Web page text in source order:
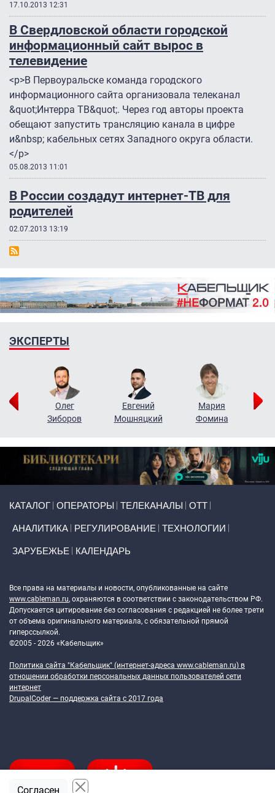
17.10.2013 12:31
В Свердловской области городской
информационный сайт вырос в
телевидение
<p>В Первоуральске команда городского
информационного сайта организовала телеканал
&quot;Интерра ТВ&quot;. Через год авторы проекта
обещают запустить трансляцию канала в цифре
и&nbsp; кабельных сетях Западного округа области.
</p>
05.08.2013 11:01
В России создадут интернет-ТВ для
родителей
02.07.2013 13:19
ЭКСПЕРТЫ
Олег
Зиборов
Евгений
Мошняцкий
Мария
Фомина
КАТАЛОГ ОПЕРАТОРЫ ТЕЛЕКАНАЛЫ ОТТ
АНАЛИТИКА РЕГУЛИРОВАНИЕ ТЕХНОЛОГИИ
ЗАРУБЕЖЬЕ КАЛЕНДАРЬ
Все права на материалы и новости, опубликованные на сайте
www.cableman.ru, охраняются в соответствии с законодательством РФ.
Допускается цитирование без согласования с редакцией не более трети
от объема оригинального материала, с обязательной прямой
гиперссылкой.
©2005 - 2026 «Кабельщик»
Политика сайта "Кабельщик" (интернет-адреса www.cableman.ru) в
отношении обработки персональных данных пользователей сети
интернет
DrupalCoder — поддержка сайта c 2017 года
Согласен